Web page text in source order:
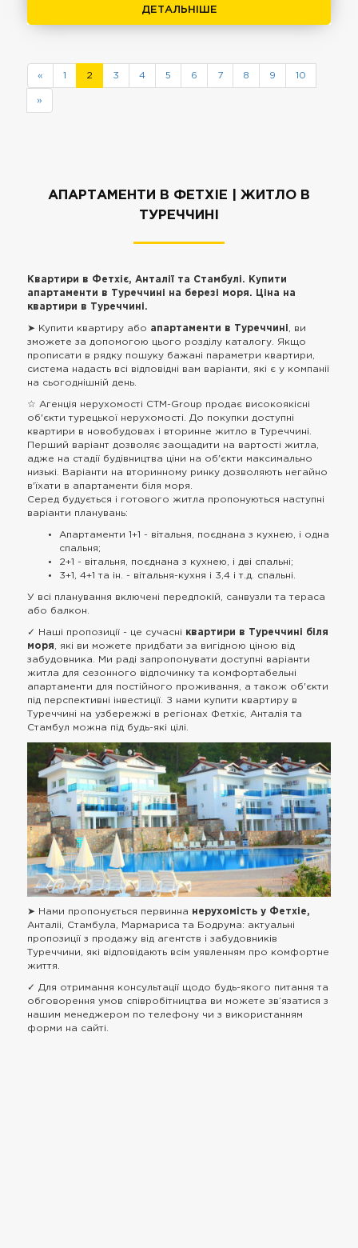
ДЕТАЛЬНІШЕ
« 1 2 3 4 5 6 7 8 9 10
»
АПАРТАМЕНТИ В ФЕТХІЕ | ЖИТЛО В
ТУРЕЧЧИНІ
Квартири в Фетхіє, Анталії та Стамбулі. Купити
апартаменти в Туреччині на березі моря. Ціна на
квартири в Туреччині.
➤ Купити квартиру або апартаменти в Туреччині, ви
зможете за допомогою цього розділу каталогу. Якщо
прописати в рядку пошуку бажані параметри квартири,
система надасть всі відповідні вам варіанти, які є у компанії
на сьогоднішній день.
☆ Агенція нерухомості CTM-Group продає високоякісні
об'єкти турецької нерухомості. До покупки доступні
квартири в новобудовах і вторинне житло в Туреччині.
Перший варіант дозволяє заощадити на вартості житла,
адже на стадії будівництва ціни на об'єкти максимально
низькі. Варіанти на вторинному ринку дозволяють негайно
в'їхати в апартаменти біля моря.
Серед будується і готового житла пропонуються наступні
варіанти планувань:
Апартаменти 1+1 - вітальня, поєднана з кухнею, і одна
спальня;
2+1 - вітальня, поєднана з кухнею, і дві спальні;
3+1, 4+1 та ін. - вітальня-кухня і 3,4 і т.д. спальні.
У всі планування включені передпокій, санвузли та тераса
або балкон.
✓ Наші пропозиції - це сучасні квартири в Туреччині біля
моря, які ви можете придбати за вигідною ціною від
забудовника. Ми раді запропонувати доступні варіанти
житла для сезонного відпочинку та комфортабельні
апартаменти для постійного проживання, а також об'єкти
під перспективні інвестиції. З нами купити квартиру в
Туреччині на узбережжі в регіонах Фетхіє, Анталія та
Стамбул можна під будь-які цілі.
➤ Нами пропонується первинна нерухомість у Фетхіе,
Анталіі, Стамбула, Мармариса та Бодрума: актуальні
пропозиції з продажу від агентств і забудовників
Туреччини, які відповідають всім уявленням про комфортне
життя.
✓ Для отримання консультації щодо будь-якого питання та
обговорення умов співробітництва ви можете зв’язатися з
нашим менеджером по телефону чи з використанням
форми на сайті.